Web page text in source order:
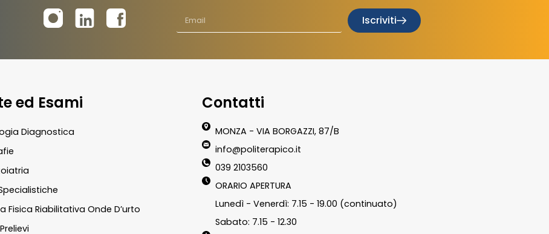
Iscriviti
ed Esami
Diagnostica
Fisica Riabilitativa Onde D’urto
Contatti
MONZA - VIA BORGAZZI, 87/B
info@politerapico.it
039 2103560
ORARIO APERTURA
Lunedì - Venerdì: 7.15 - 19.00 (continuato)
Sabato: 7.15 - 12.30